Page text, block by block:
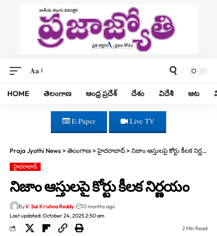
Aa
HOME తెలంగాణ ఆంధ్ర ప్రదేశ్ దేశం విదేశీ ఆట
E-Paper Live TV
Praja Jyothi News>తెలంగాణ>హైదరాబాద్>నిజాం ఆస్తులపై కోర్టు కీలక నిర్ణయం
హైదరాబాద్
నిజాం ఆస్తులపై కోర్టు కీలక నిర్ణయం
Last updated: October 24, 2025 2:50 am
ByV. Sai Krishna Reddy 10 months ago
2 Min Read